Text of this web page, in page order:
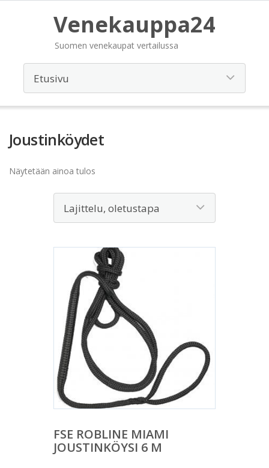
Venekauppa24
Suomen venekaupat vertailussa
Joustinköydet
Näytetään ainoa tulos
FSE ROBLINE MIAMI
JOUSTINKÖYSI 6 M